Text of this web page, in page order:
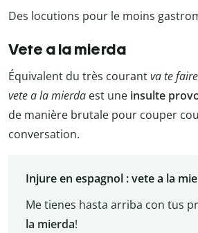
Des locutions pour le moins
Vete a la mierda
Équivalent du très courantva te
vete a la mierda est une insulte
de manière brutale pour couper
conversation.
Injure en espagnol : vete a la
Me tienes hasta arriba con tus
la mierda!